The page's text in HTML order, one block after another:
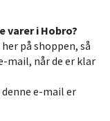
varer i Hobro?
på shoppen, så
mail, når de er klar
e-mail er